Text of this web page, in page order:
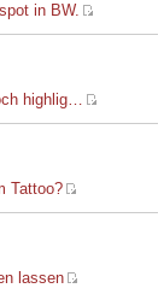
in BW.
highlig…
Tattoo?
lassen